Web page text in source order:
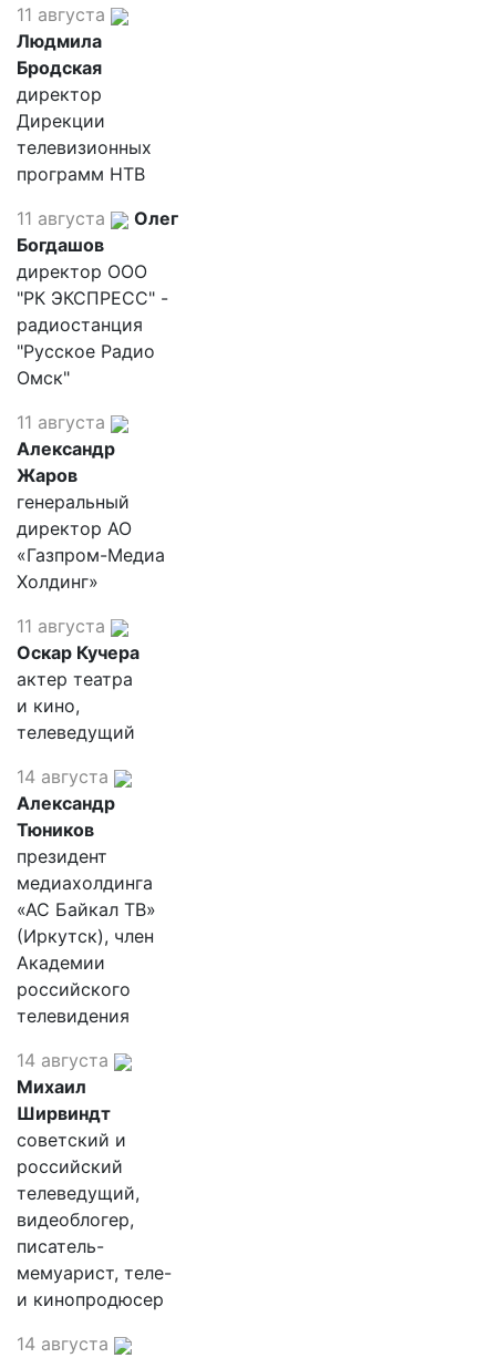
11 августа
Людмила
Бродская
директор
Дирекции
телевизионных
программ НТВ
11 августа
Олег
Богдашов
директор ООО
"РК ЭКСПРЕСС" -
радиостанция
"Русское Радио
Омск"
11 августа
Александр
Жаров
генеральный
директор АО
«Газпром-Медиа
Холдинг»
11 августа
Оскар Кучера
актер театра
и кино,
телеведущий
14 августа
Александр
Тюников
президент
медиахолдинга
«АС Байкал ТВ»
(Иркутск), член
Академии
российского
телевидения
14 августа
Михаил
Ширвиндт
советский и
российский
телеведущий,
видеоблогер,
писатель-
мемуарист, теле-
и кинопродюсер
14 августа